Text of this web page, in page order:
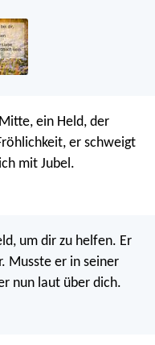
ein Held, der
er schweigt
mit Jubel.
um dir zu helfen. Er
Musste er in seiner
nun laut über dich.